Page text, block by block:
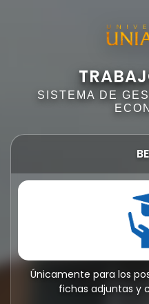
SISTEMA DE
Únicamente para los
fichas adjuntas y